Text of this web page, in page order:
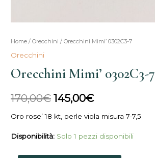
Home /Orecchini / Orecchini Mimi’ 0302C3-7
Orecchini
Orecchini Mimi’ 0302C3-7
170,00€
Il
era:
170,00€.
145,00€
Il
attuale
è:
145,00€.
Oro rose’ 18 kt, perle viola misura 7-7,5
Disponibilità: Solo 1 pezzi disponibili
Orecchini
Mimi'
0302C3-
7
quantità